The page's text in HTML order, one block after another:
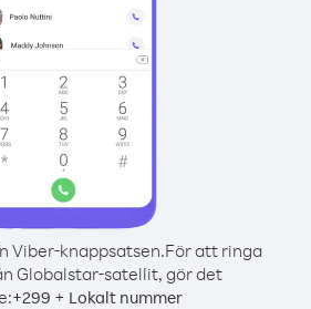
Viber-knappsatsen.För att ringa
Globalstar-satellit, gör det
+299 + Lokalt nummer